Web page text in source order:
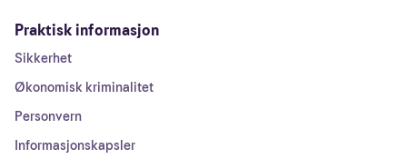
Praktisk informasjon
Sikkerhet
Økonomisk kriminalitet
Personvern
Informasjonskapsler